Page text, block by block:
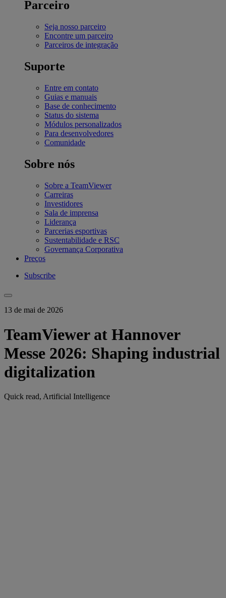
Parceiro
Seja nosso parceiro
Encontre um parceiro
Parceiros de integração
Suporte
Entre em contato
Guias e manuais
Base de conhecimento
Status do sistema
Módulos personalizados
Para desenvolvedores
Comunidade
Sobre nós
Sobre a TeamViewer
Carreiras
Investidores
Sala de imprensa
Liderança
Parcerias esportivas
Sustentabilidade e RSC
Governança Corporativa
Preços
Subscribe
13 de mai de 2026
TeamViewer at Hannover
Messe 2026: Shaping industrial
digitalization
Quick read, Artificial Intelligence